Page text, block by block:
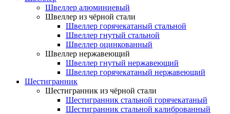
Швеллер алюминиевый
Швеллер из чёрной стали
Швеллер горячекатаный стальной
Швеллер гнутый стальной
Швеллер оцинкованный
Швеллер нержавеющий
Швеллер гнутый нержавеющий
Швеллер горячекатаный нержавеющий
Шестигранник
Шестигранник из чёрной стали
Шестигранник стальной горячекатаный
Шестигранник стальной калиброванный